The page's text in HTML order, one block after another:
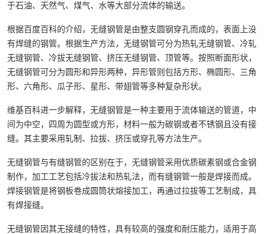
于石油、天然气、煤气、水等大部分流体的输送。
根据百度百科的介绍，无缝钢管是由整支圆钢穿孔而成的，表面上没
有焊缝的钢管。根据生产方法，无缝钢管可分为热轧无缝钢管、冷轧
无缝钢管、冷拔无缝钢管、挤压无缝钢管、顶管等。按照断面形状，
无缝钢管可分为圆形和异形两种，异形管则包括方形、椭圆形、三角
形、六角形、瓜子形、星形、带翅管等多种复杂形状。
维基百科进一步解释，无缝钢管是一种主要用于流体输送的管道，中
间为中空，四周为圆型或方形，材料一般为碳钢或者不锈钢且没有接
缝。其主要采用轧制、拉拔、挤压或穿孔等方法生产。
无缝钢管与有缝钢管的区别在于，无缝钢管采用优质碳素钢或合金钢
制作，加工工艺包括冷拔法和热轧法，而有缝钢管一般是焊接而成。
焊接钢管是将钢板卷成圆筒状熔接加工，再通过拉拔等工艺制成，具
有焊接缝。
无缝钢管因其无接缝的特性，具有较高的强度和耐压能力，适用于高